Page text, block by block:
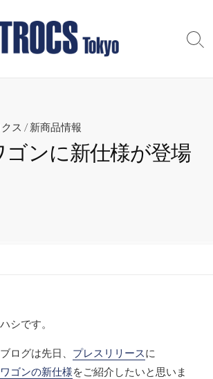
検
ス /新商品情報
ゴンに新仕様が登場
シです。
ログは先日、 プレスリリースに
ゴンの新仕様をご紹介したいと思いま